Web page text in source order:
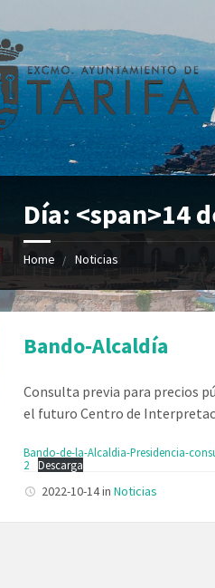
Día: <span>14
Home Noticias
Bando-Alcaldía
Consulta previa para precios
el futuro Centro de
Bando-de-la-Alcaldia-Presidencia-
2
Descarga
2022-10-14inNoticias